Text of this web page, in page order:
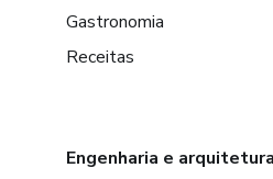
Gastronomia
Receitas
Engenharia e arquitetura